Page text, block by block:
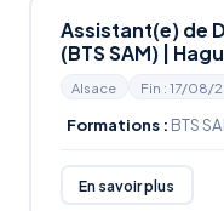
Assistant(e) de
(BTS SAM) |
Alsace Fin : 17/08/
Formations : BTS
En savoir plus